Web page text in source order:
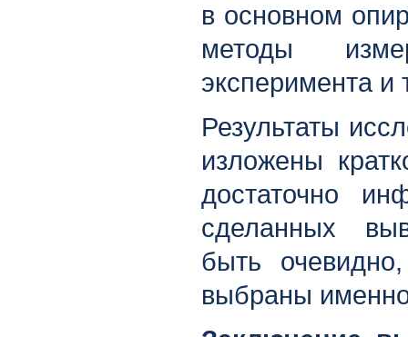
в основном
методы
эксперимента и
Результаты
изложены
достаточно
сделанных
быть
выбраны